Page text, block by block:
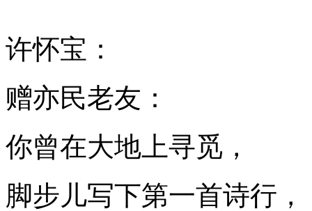
许怀宝：
赠亦民老友：
你曾在大地上寻觅，
脚步儿写下第一首诗行，